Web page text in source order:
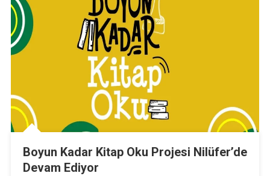
Boyun Kadar Kitap Oku Projesi Nilüfer’de
Devam Ediyor